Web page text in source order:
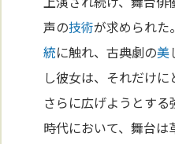
声の技術が求められた。
統に触れ、古典劇の美
し彼女は、それだけに
さらに広げようとす
時代において、舞台